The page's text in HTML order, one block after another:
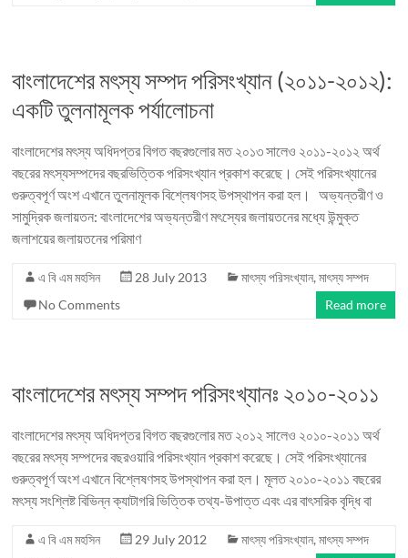
বাংলাদেশের মৎস্য সম্পদ পরিসংখ্যান (২০১১-২০১২):
একটি তুলনামূলক পর্যালোচনা
বাংলাদেশের মৎস্য অধিদপ্তর বিগত বছরগুলোর মত ২০১৩ সালেও ২০১১-২০১২ অর্থ
বছরের মৎস্যসম্পদের বছরভিত্তিক পরিসংখ্যান প্রকাশ করেছে। সেই পরিসংখ্যানের
গুরুত্বপূর্ণ অংশ এখানে তুলনামূলক বিশ্লেষণসহ উপস্থাপন করা হল। অভ্যন্তরীণ ও
সামুদ্রিক জলায়তন: বাংলাদেশের অভ্যন্তরীণ মৎস্যের জলায়তনের মধ্যে উন্মুক্ত
জলাশয়ের জলায়তনের পরিমাণ
এ বি এম মহসিন 28 July 2013 মাৎস্য পরিসংখ্যান,মাৎস্য সম্পদ
No Comments
Read more
বাংলাদেশের মৎস্য সম্পদ পরিসংখ্যানঃ ২০১০-২০১১
বাংলাদেশের মৎস্য অধিদপ্তর বিগত বছরগুলোর মত ২০১২ সালেও ২০১০-২০১১ অর্থ
বছরের মৎস্য সম্পদের বছরওয়ারি পরিসংখ্যান প্রকাশ করেছে। সেই পরিসংখ্যানের
গুরুত্বপূর্ণ অংশ এখানে বিশ্লেষণসহ উপস্থাপন করা হল। মূলত ২০১০-২০১১ বছরের
মৎস্য সংশ্লিষ্ট বিভিন্ন ক্যাটাগরি ভিত্তিক তথ্য-উপাত্ত এবং এর বাৎসরিক বৃদ্ধি বা
এ বি এম মহসিন 29 July 2012 মাৎস্য পরিসংখ্যান,মাৎস্য সম্পদ